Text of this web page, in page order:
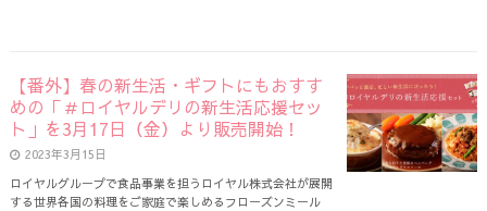
【番外】春の新生活・ギフトにもおすす
めの「＃ロイヤルデリの新生活応援セッ
ト」を3月17日（金）より販売開始！
2023年3月15日
ロイヤルグループで食品事業を担うロイヤル株式会社が展開
する世界各国の料理をご家庭で楽しめるフローズンミール